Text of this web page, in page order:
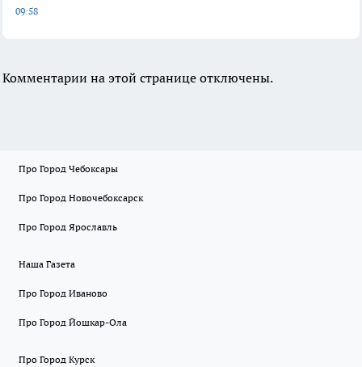
09:58
Комментарии на этой странице отключены.
Про Город Чебоксары
Про Город Новочебоксарск
Про Город Ярославль
Наша Газета
Про Город Иваново
Про Город Йошкар-Ола
Про Город Курск